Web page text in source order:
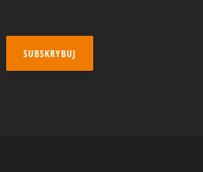
SUBSKRYBUJ